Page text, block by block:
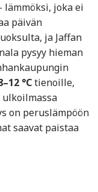
joka ei
päivän
ja Jaffan
pysyy hieman
°Ctienoille,
on peruslämpöön
saavat paistaa